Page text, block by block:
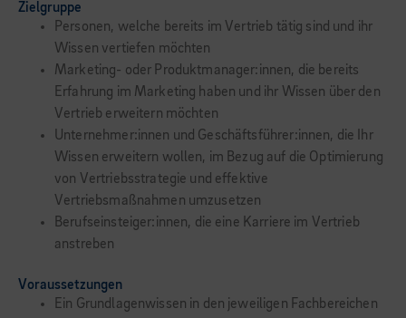
Zielgruppe
Personen, welche bereits im Vertrieb tätig sind und ihr
Wissen vertiefen möchten
Marketing- oder Produktmanager:innen, die bereits
Erfahrung im Marketing haben und ihr Wissen über den
Vertrieb erweitern möchten
Unternehmer:innen und Geschäftsführer:innen, die Ihr
Wissen erweitern wollen, im Bezug auf die Optimierung
von Vertriebsstrategie und effektive
Vertriebsmaßnahmen umzusetzen
Berufseinsteiger:innen, die eine Karriere im Vertrieb
anstreben
Voraussetzungen
Ein Grundlagenwissen in den jeweiligen Fachbereichen